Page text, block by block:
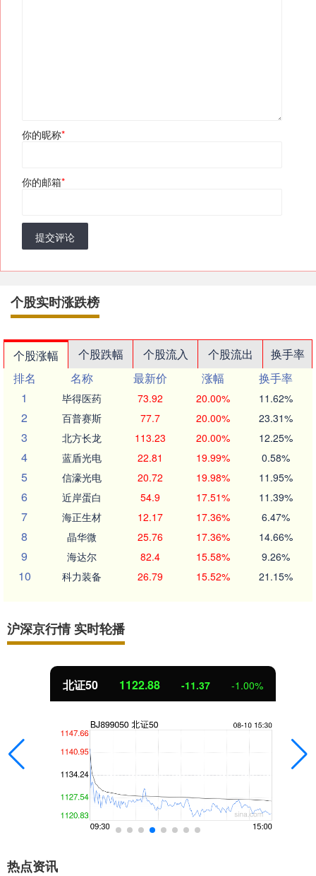
你的昵称*
你的邮箱*
提交评论
个股实时涨跌榜
个股涨幅 个股跌幅 个股流入 个股流出
换手率
排名
名称 最新价 涨幅
换手率
1
毕得医药 73.92 20.00% 11.62%
2 百普赛斯 77.7 20.00% 23.31%
3 北方长龙 113.23 20.00% 12.25%
4 蓝盾光电 22.81 19.99% 0.58%
5 信濠光电 20.72 19.98% 11.95%
6 近岸蛋白 54.9 17.51% 11.39%
7 海正生材 12.17 17.36% 6.47%
8 晶华微 25.76 17.36% 14.66%
9 海达尔 82.4 15.58% 9.26%
10 科力装备 26.79 15.52% 21.15%
沪深京行情 实时轮播
北证50 1122.88 -11.37 -1.00%
热点资讯